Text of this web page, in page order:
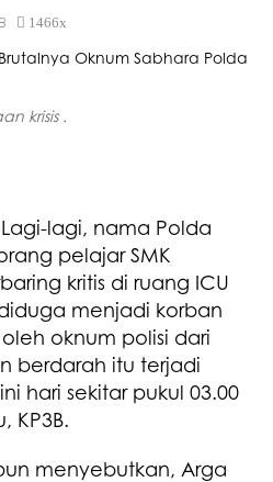
1466x
krisis .
Lagi-lagi, nama Polda
pelajar SMK
kritis di ruang ICU
menjadi korban
oknum polisi dari
berdarah itu terjadi
hari sekitar pukul 03.00
KP3B.
menyebutkan, Arga